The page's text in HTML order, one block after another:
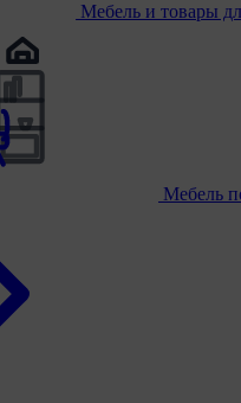
Мебель и товары
Мебель